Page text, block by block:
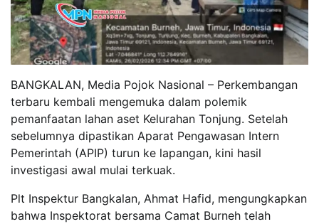
BANGKALAN, Media Pojok Nasional – Perkembangan
terbaru kembali mengemuka dalam polemik
pemanfaatan lahan aset Kelurahan Tonjung. Setelah
sebelumnya dipastikan Aparat Pengawasan Intern
Pemerintah (APIP) turun ke lapangan, kini hasil
investigasi awal mulai terkuak.
Plt Inspektur Bangkalan, Ahmat Hafid, mengungkapkan
bahwa Inspektorat bersama Camat Burneh telah